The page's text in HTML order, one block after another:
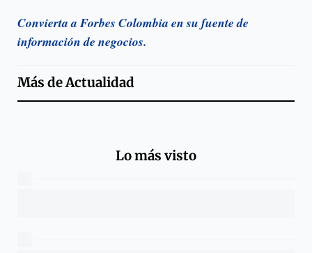
Convierta a Forbes Colombia en su fuente de
información de negocios.
Más deActualidad
Lo más visto